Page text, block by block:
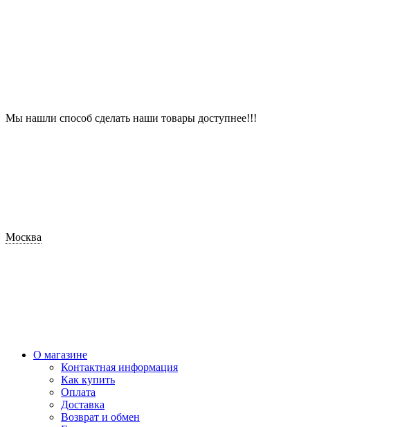
Мы нашли способ сделать наши товары доступнее!!!
Москва
О магазине
Контактная информация
Как купить
Оплата
Доставка
Возврат и обмен